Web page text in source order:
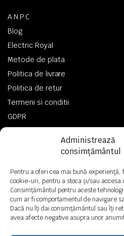
Administrează
consimțământul
Pentru a oferi cea mai bună experiență,
cookie-uri, pentru a stoca și/sau
Consimțământul pentru aceste
cum ar fi comportamentul de navigare
Dacă nu îți dai consimțământul sau îți
avea afecte negative asupra unor
A.N.P.C
Blog
Electric Royal
Metode de plata
Politica de livrare
Politica de retur
Termeni si conditii
GDPR
Copyright 2024© ElectricRoyal Toate